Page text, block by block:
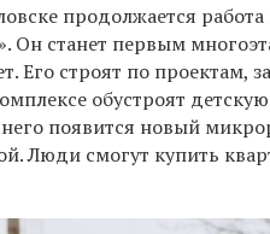
продолжается
Он станет первым
Его строят по
обустроят
него появится новый
Люди смогут купить